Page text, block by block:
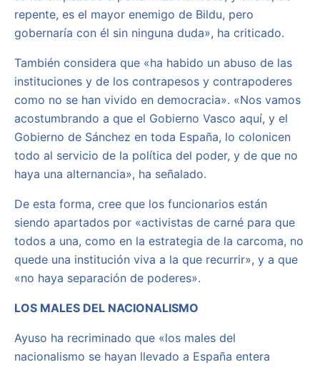
repente, es el mayor enemigo de Bildu, pero
gobernaría con él sin ninguna duda», ha criticado.
También considera que «ha habido un abuso de las
instituciones y de los contrapesos y contrapoderes
como no se han vivido en democracia». «Nos vamos
acostumbrando a que el Gobierno Vasco aquí, y el
Gobierno de Sánchez en toda España, lo colonicen
todo al servicio de la política del poder, y de que no
haya una alternancia», ha señalado.
De esta forma, cree que los funcionarios están
siendo apartados por «activistas de carné para que
todos a una, como en la estrategia de la carcoma, no
quede una institución viva a la que recurrir», y a que
«no haya separación de poderes».
LOS MALES DEL NACIONALISMO
Ayuso ha recriminado que «los males del
nacionalismo se hayan llevado a España entera